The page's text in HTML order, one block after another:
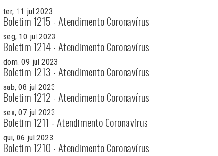
ter, 11 jul 2023
Boletim 1215 - Atendimento Coronavírus
seg, 10 jul 2023
Boletim 1214 - Atendimento Coronavírus
dom, 09 jul 2023
Boletim 1213 - Atendimento Coronavírus
sab, 08 jul 2023
Boletim 1212 - Atendimento Coronavírus
sex, 07 jul 2023
Boletim 1211 - Atendimento Coronavírus
qui, 06 jul 2023
Boletim 1210 - Atendimento Coronavírus